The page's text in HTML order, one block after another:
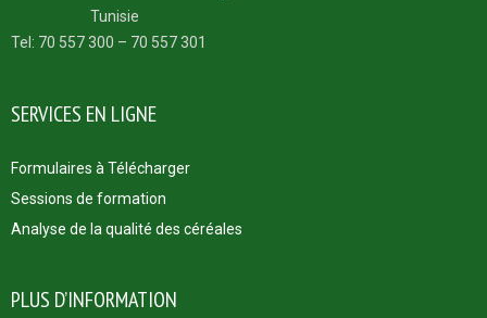
Tunisie
Tel: 70 557 300 – 70 557 301
SERVICES EN LIGNE
Formulaires à Télécharger
Sessions de formation
Analyse de la qualité des céréales
PLUS D’INFORMATION